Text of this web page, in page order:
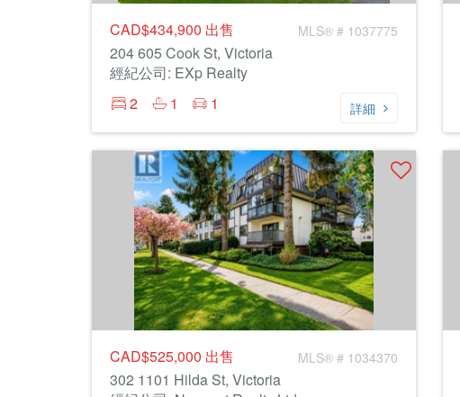
CAD$434,900 出售 MLS® # 1037775
204 605 Cook St, Victoria
經紀公司: EXp Realty
2
1 1 詳細
CAD$525,000 出售 MLS® # 1034370
302 1101 Hilda St, Victoria